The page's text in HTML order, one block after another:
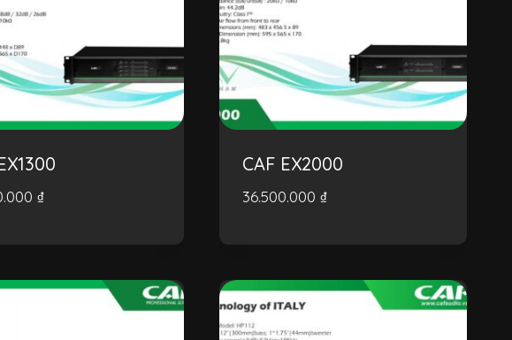
₫
CAF EX2000
36.500.000 ₫